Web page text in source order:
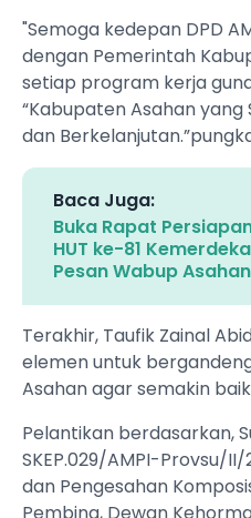
"Semoga kedepan DPD
dengan Pemerintah
setiap program kerja
“Kabupaten Asahan yang
dan
Baca Juga:
Buka Rapat
HUT ke-81
Pesan Wabup
Terakhir, Taufik Zainal
elemen untuk
Asahan agar semakin
Pelantikan berdasarkan,
SKEP.029/AMPI-Provsu/
dan Pengesahan